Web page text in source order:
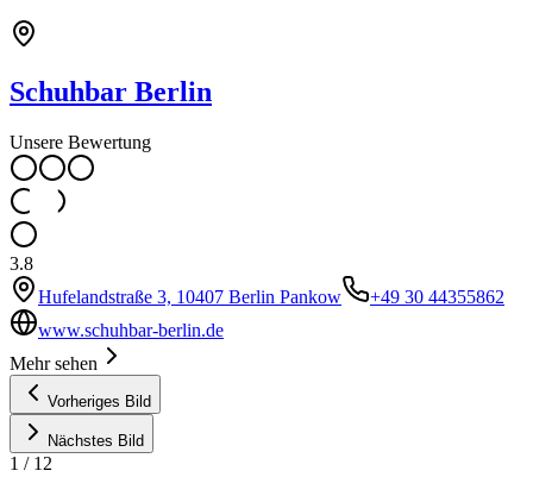
Schuhbar Berlin
Unsere Bewertung
3.8
Hufelandstraße 3, 10407 Berlin Pankow
+49 30 44355862
www.schuhbar-berlin.de
Mehr sehen
Vorheriges Bild
Nächstes Bild
1 / 12